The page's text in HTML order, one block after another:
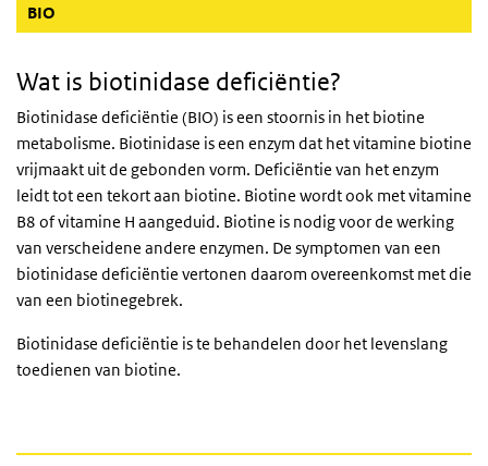
BIO
Wat is biotinidase deficiëntie?
Biotinidase deficiëntie (BIO) is een stoornis in het biotine
metabolisme. Biotinidase is een enzym dat het vitamine biotine
vrijmaakt uit de gebonden vorm. Deficiëntie van het enzym
leidt tot een tekort aan biotine. Biotine wordt ook met vitamine
B8 of vitamine H aangeduid. Biotine is nodig voor de werking
van verscheidene andere enzymen. De symptomen van een
biotinidase deficiëntie vertonen daarom overeenkomst met die
van een biotinegebrek.
Biotinidase deficiëntie is te behandelen door het levenslang
toedienen van biotine.